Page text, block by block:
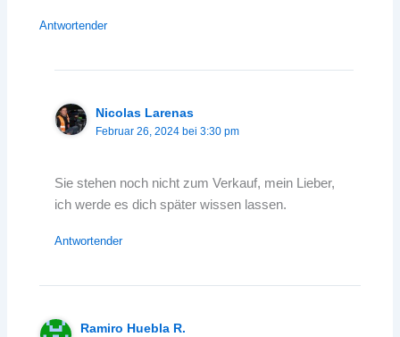
Antwortender
Nicolas Larenas
Februar 26, 2024 bei 3:30 pm
Sie stehen noch nicht zum Verkauf, mein Lieber,
ich werde es dich später wissen lassen.
Antwortender
Ramiro Huebla R.